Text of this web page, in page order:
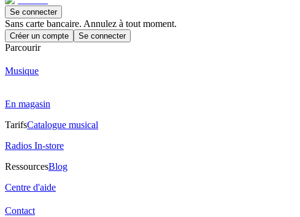
Se connecter
Sans carte bancaire. Annulez à tout moment.
Créer un compte Se connecter
Parcourir
Musique
En magasin
TarifsCatalogue musical
Radios In-store
RessourcesBlog
Centre d'aide
Contact